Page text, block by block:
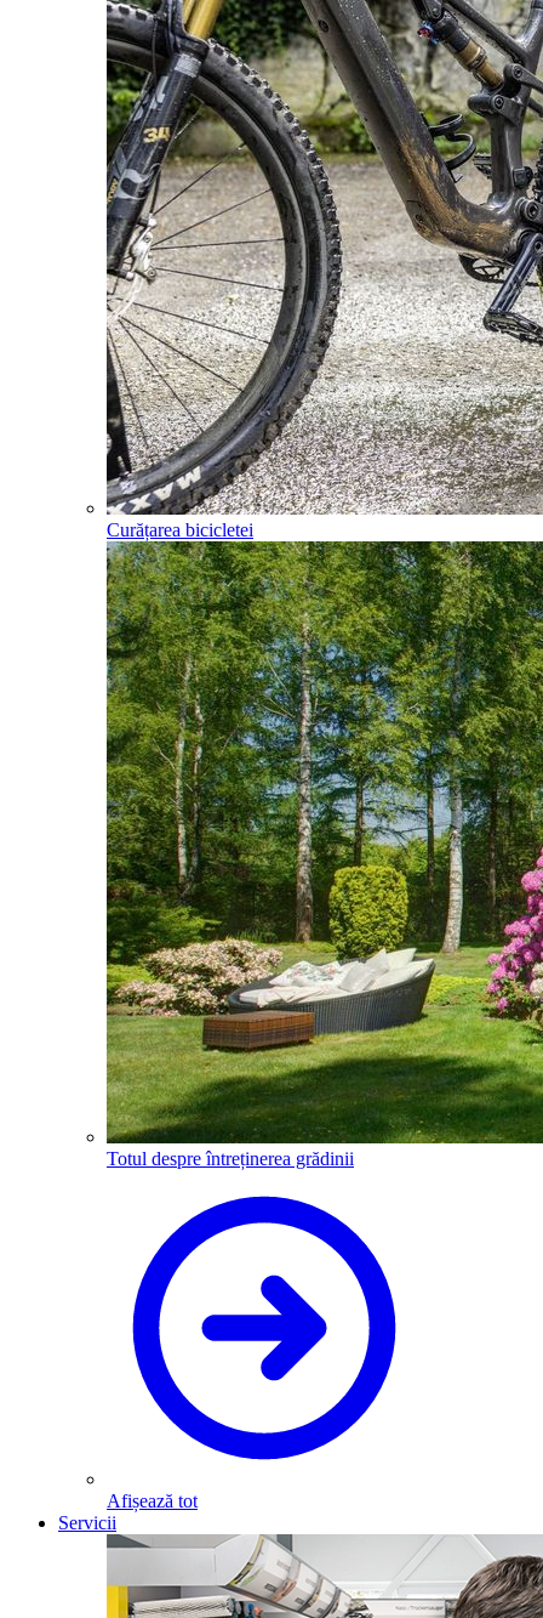
Curățarea bicicletei
Totul despre întreținerea grădinii
Afișează tot
Servicii